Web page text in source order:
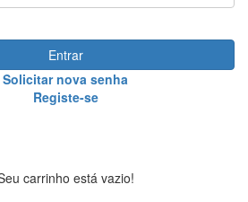
Entrar
Solicitar nova senha
Registe-se
carrinho está vazio!